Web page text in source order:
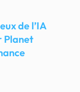
de l’IA
Planet